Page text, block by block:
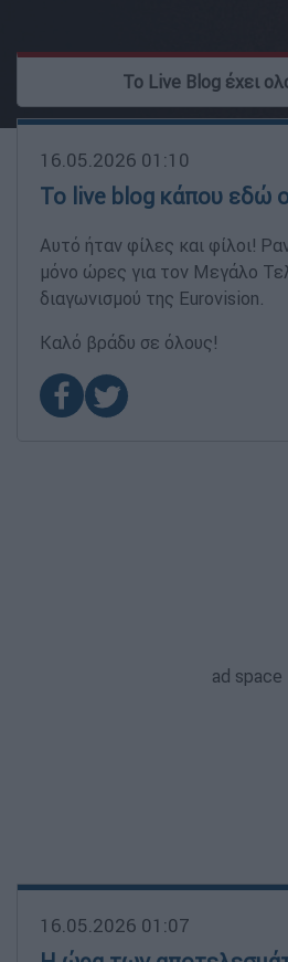
To Live Blog έχει
16.05.2026 01:10
Το live blog κάπου εδώ
Αυτό ήταν φίλες και φίλοι!
μόνο ώρες για τον Μεγάλο
διαγωνισμού της Eurovision.
Καλό βράδυ σε όλους!
16.05.2026 01:07